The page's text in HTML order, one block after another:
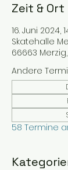
Zeit & Ort
16. Juni 2024,
Skatehalle
66663
Andere
58 Termine